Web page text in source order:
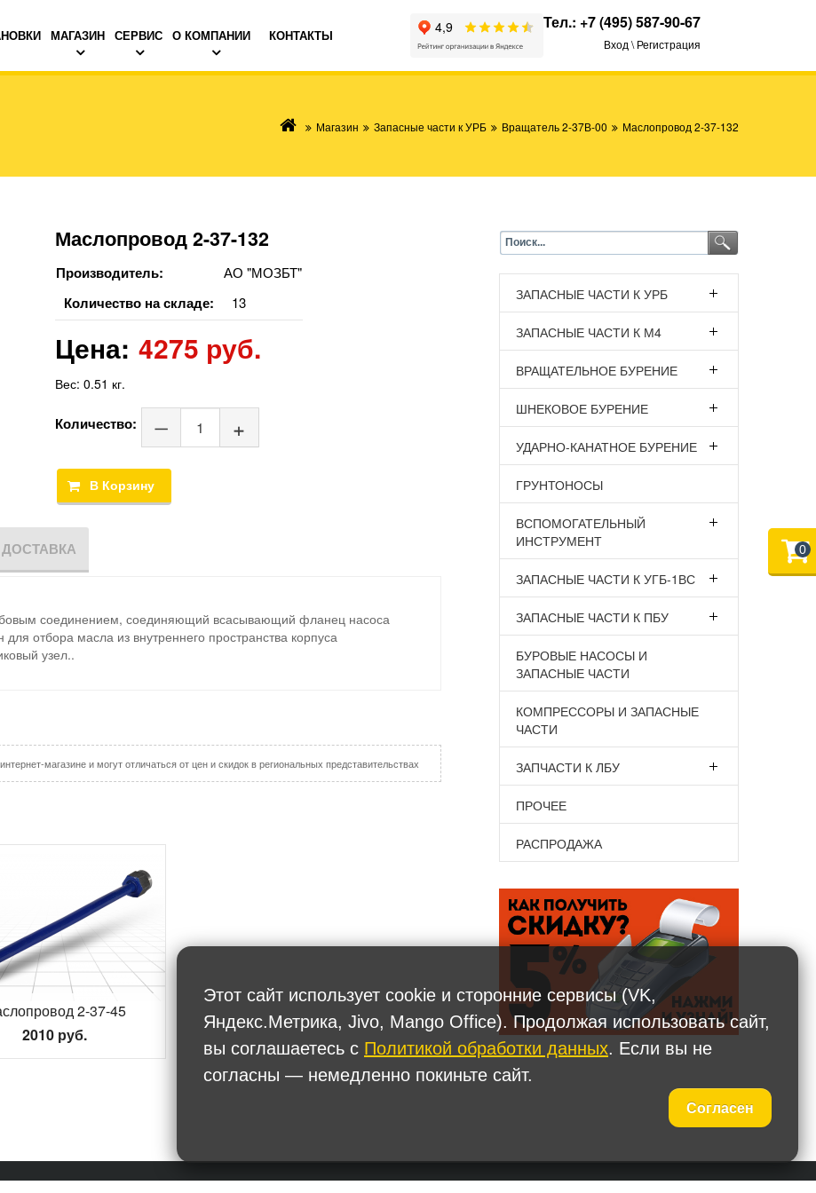
МАГАЗИН СЕРВИС О КОМПАНИИ КОНТАКТЫ
Тел.: +7 (495) 587-90-67
Вход \ Регистрация
Магазин Запасные части к УРБ Вращатель 2-37В-00 Маслопровод 2-37-132
Маслопровод 2-37-132
Производитель: АО "МОЗБТ"
Количество на складе: 13
Цена: 4275 руб.
Вес: 0.51 кг.
Количество:
соединением, соединяющий всасывающий фланец насоса
отбора масла из внутреннего пространства корпуса
узел..
магазине и могут отличаться от цен и скидок в региональных представительствах
2-37-45
2010 руб.
ЗАПАСНЫЕ ЧАСТИ К УРБ
ЗАПАСНЫЕ ЧАСТИ К М4
ВРАЩАТЕЛЬНОЕ БУРЕНИЕ
ШНЕКОВОЕ БУРЕНИЕ
УДАРНО-КАНАТНОЕ БУРЕНИЕ
ГРУНТОНОСЫ
ВСПОМОГАТЕЛЬНЫЙ
ИНСТРУМЕНТ
ЗАПАСНЫЕ ЧАСТИ К УГБ-1ВС
ЗАПАСНЫЕ ЧАСТИ К ПБУ
БУРОВЫЕ НАСОСЫ И
ЗАПАСНЫЕ ЧАСТИ
КОМПРЕССОРЫ И ЗАПАСНЫЕ
ЧАСТИ
ЗАПЧАСТИ К ЛБУ
ПРОЧЕЕ
РАСПРОДАЖА
0
Этот сайт использует cookie и сторонние сервисы (VK,
Яндекс.Метрика, Jivo, Mango Office). Продолжая использовать сайт,
вы соглашаетесь с Политикой обработки данных. Если вы не
согласны — немедленно покиньте сайт.
Согласен